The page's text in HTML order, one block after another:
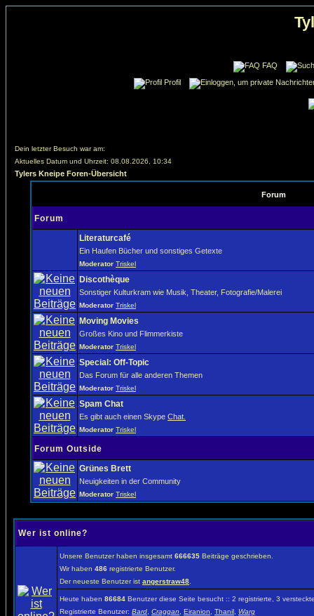
FAQ
Profil
Dein letzter Besuch war am:
Aktuelles Datum und Uhrzeit: 08.08.2026, 10:34
Tylers Kneipe Foren-Übersicht
Forum
Forum
Literaturcafé
Ein Haufen Bücher und sonstiges Getexte
Moderator Triskel
Discothèque
Sonstiger Kulturkram wie Musik, Theater, Fotografie/Malerei
Moderator Triskel
Moving Movies
Großes Kino und Flimmerkiste
Moderator Triskel
Special: Off-Topic
Das Forum für alle anderen Themen
Moderator Triskel
Spam Chat
Es gibt auch einen Skype Chat.
Moderator Triskel
Forum Outside
Grünes Brett
Neuigkeiten in der Community
Moderator Triskel
Wer ist online?
Unsere Benutzer haben insgesamt 666635 Beiträge geschrieben.
Wir haben 486 registrierte Benutzer.
Der neueste Benutzer ist angerstraw48
Heute haben 86684 Benutzer diese Seite besucht :: 2 registrierte, 3
Registrierte Benutzer: Bard Craggan Eiranion Thanil Warg